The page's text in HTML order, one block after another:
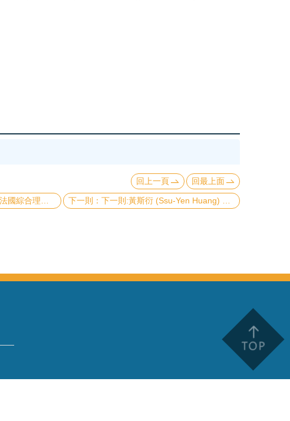
回上一頁 回最上面
可能解答四十年未決的重要物理悖論 下一則:黃斯衍 (Ssu-Yen Huang) 助理教授團隊近期的熱激發自旋電子學工作發表於 Physical Review Letters 與 Physical Review B 期刊